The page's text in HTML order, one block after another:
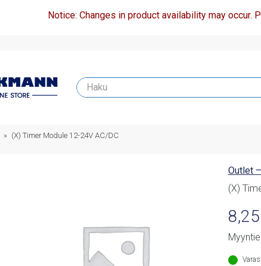
Notice: Changes in product availability may
» (X) Timer Module 12-24V AC/DC
Outlet
(X)
8,25